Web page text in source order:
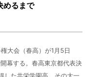
めるまで
大会（春高）が1 月5日
幕する。春高東京都代表決